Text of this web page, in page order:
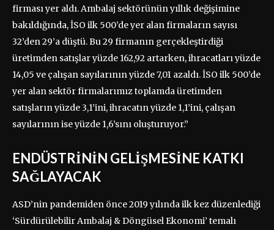
firması yer aldı. Ambalaj sektörünün yıllık değişimine
bakıldığında, İSO ilk 500’de yer alan firmaların sayısı
32’den 29’a düştü. Bu 29 firmanın gerçekleştirdiği
üretimden satışlar yüzde 162,92 artarken, ihracatları yüzde
14,05 ve çalışan sayılarının yüzde 7,01 azaldı. İSO ilk 500’de
yer alan sektör firmalarımız toplamda üretimden
satışların yüzde 3,1’ini, ihracatın yüzde 1,1’ini, çalışan
sayılarının ise yüzde 1,6’sını oluşturuyor.”
ENDÜSTRİNİN GELİŞMESİNE KATKI
SAĞLAYACAK
ASD’nin pandemiden önce 2019 yılında ilk kez düzenlediği
‘Sürdürülebilir Ambalaj & Döngüsel Ekonomi’ temalı